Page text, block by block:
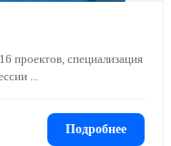
проектов, специализация
...
Подробнее